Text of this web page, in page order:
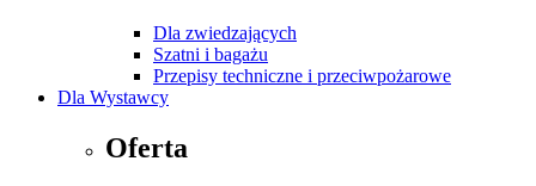
Dla zwiedzających
Szatni i bagażu
Przepisy techniczne i przeciwpożarowe
Dla Wystawcy
Oferta